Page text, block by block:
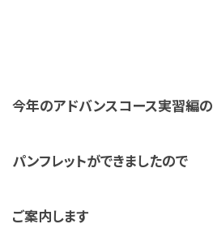
今年のアドバンスコース実習編の
パンフレットができましたので
ご案内します